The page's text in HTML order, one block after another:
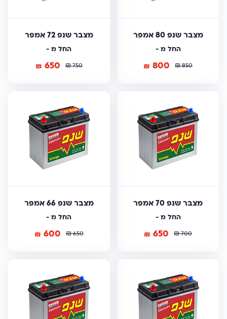
מצבר שנפ 80 אמפר
החל מ -
850
₪
800
₪
מצבר שנפ 72 אמפר
החל מ -
750
₪
650
₪
מצבר שנפ 70 אמפר
החל מ -
700
₪
650
₪
מצבר שנפ 66 אמפר
החל מ -
650
₪
600
₪